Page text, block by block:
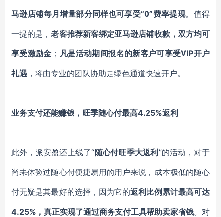
马逊店铺每月增量部分同样也可享受“0”费率提现。值得
一提的是，老客推荐新客绑定亚马逊店铺收款，双方均可
享受激励金 ； 凡是活动期间报名的新客户可享受VIP开户
礼遇 ，将由专业的团队协助走绿色通道快速开户。
业务支付还能赚钱，旺季随心付最高4.25%返利
此外，派安盈还上线了“随心付旺季大返利 ”的活动，对于
尚未体验过随心付便捷易用的用户来说，成本极低的随心
付无疑是其最好的选择，因为它的返利比例累计最高可达
4.25%，真正实现了通过商务支付工具帮助卖家省钱。 对